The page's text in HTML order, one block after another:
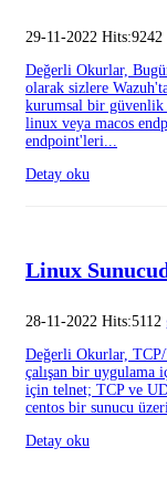
29-11-2022 Hits:9242
Değerli Okurlar,
olarak sizlere
kurumsal bir güvenlik
linux veya macos
endpoint'leri...
Detay oku
Linux
28-11-2022 Hits:5112
Değerli Okurlar,
çalışan bir uygulama
için telnet; TCP ve
centos bir sunucu
Detay oku